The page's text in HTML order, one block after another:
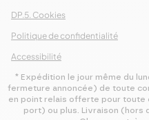
DP.5. Cookies
Politique de confidentialité
Accessibilité
* Expédition le jour même du
fermeture annoncée) de toute
en point relais offerte pour toute
port) ou plus. Livraison (hors